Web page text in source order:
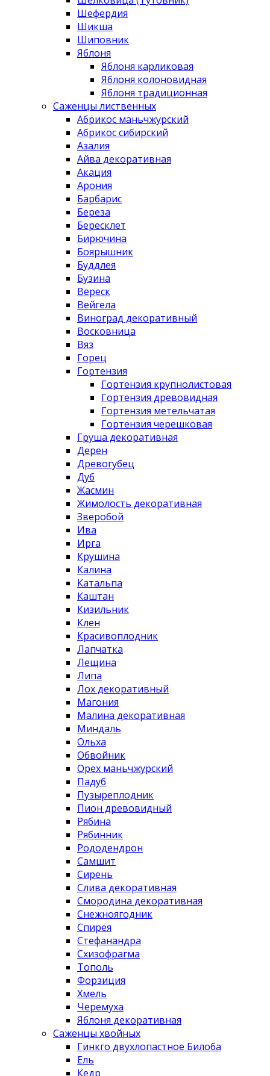
Шефердия
Шикша
Шиповник
Яблоня
Яблоня карликовая
Яблоня колоновидная
Яблоня традиционная
Саженцы лиственных
Абрикос маньчжурский
Абрикос сибирский
Азалия
Айва декоративная
Акация
Арония
Барбарис
Береза
Бересклет
Бирючина
Боярышник
Буддлея
Бузина
Вереск
Вейгела
Виноград декоративный
Восковница
Вяз
Горец
Гортензия
Гортензия крупнолистовая
Гортензия древовидная
Гортензия метельчатая
Гортензия черешковая
Груша декоративная
Дерен
Древогубец
Дуб
Жасмин
Жимолость декоративная
Зверобой
Ива
Ирга
Крушина
Калина
Катальпа
Каштан
Кизильник
Клен
Красивоплодник
Лапчатка
Лещина
Липа
Лох декоративный
Магония
Малина декоративная
Миндаль
Ольха
Обвойник
Орех маньчжурский
Падуб
Пузыреплодник
Пион древовидный
Рябина
Рябинник
Рододендрон
Самшит
Сирень
Слива декоративная
Смородина декоративная
Снежноягодник
Спирея
Стефанандра
Схизофрагма
Тополь
Форзиция
Хмель
Черемуха
Яблоня декоративная
Саженцы хвойных
Гинкго двухлопастное Билоба
Ель
Кедр